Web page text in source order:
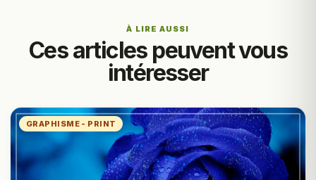
À LIRE AUSSI
Ces articles peuvent vous
intéresser
GRAPHISME - PRINT